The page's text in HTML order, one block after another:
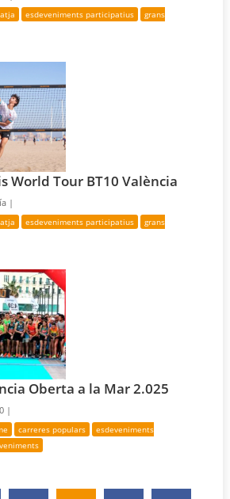
esdeveniments participatius
grans
World Tour BT10 València
|
esdeveniments participatius
grans
Oberta a la Mar 2.025
|
carreres populars
esdeveniments